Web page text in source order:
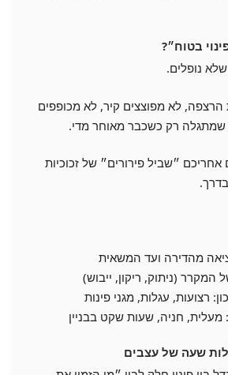
בטוח״?
נופלים.
לא מפוצצים קיר, לא מכופפים
שמתגלה רק כשכבר מאוחר מדי.
אחריכם ״שביל פירורים״ של זכוכיות
מהדירה ועד המשאית
(ניתוק, ריקון, ייבוש)
רצועות, עגלות, מגני פינות
מעלית, חניה, שעות שקט בבניין